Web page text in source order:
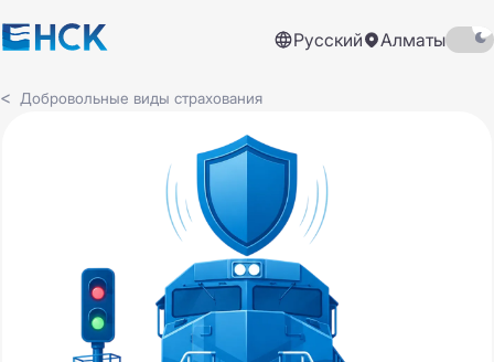
Русский Алматы
Добровольные виды страхования